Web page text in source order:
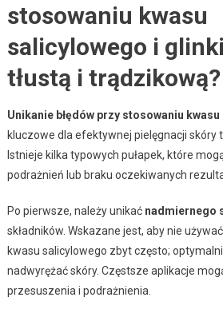
stosowaniu kwasu
salicylowego i
tłustą i trądzikową?
Unikanie błędów przy stosowaniu
kluczowe dla efektywnej pielęgnacji skóry
Istnieje kilka typowych pułapek, które
podrażnień lub braku oczekiwanych
Po pierwsze, należy unikać nadmiernego
składników. Wskazane jest, aby nie
kwasu salicylowego zbyt często;
nadwyrężać skóry. Częstsze aplikacje
przesuszenia i podrażnienia.